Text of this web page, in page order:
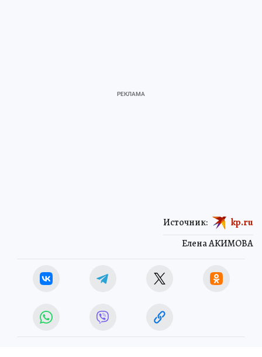
Елена АКИМОВА
Источник: kp.ru